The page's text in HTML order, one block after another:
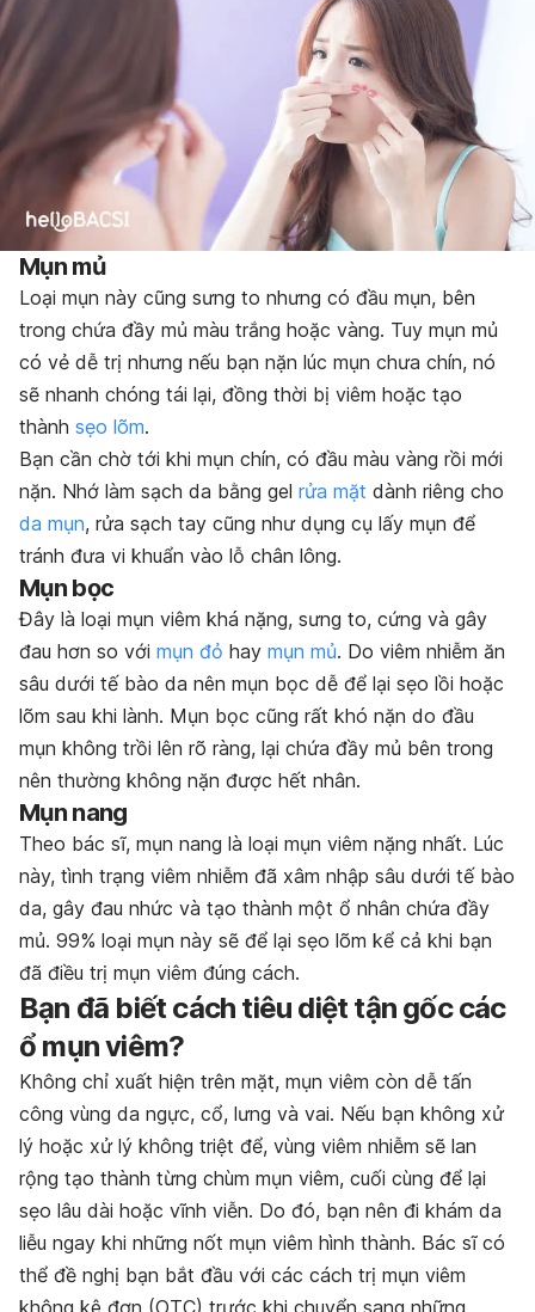
Mụn mủ
Loại mụn này cũng sưng to nhưng có đầu mụn, bên
trong chứa đầy mủ màu trắng hoặc vàng. Tuy mụn mủ
có vẻ dễ trị nhưng nếu bạn nặn lúc mụn chưa chín, nó
sẽ nhanh chóng tái lại, đồng thời bị viêm hoặc tạo
thành sẹo lõm.
Bạn cần chờ tới khi mụn chín, có đầu màu vàng rồi mới
nặn. Nhớ làm sạch da bằng gel rửa mặt dành riêng cho
da mụn, rửa sạch tay cũng như dụng cụ lấy mụn để
tránh đưa vi khuẩn vào lỗ chân lông.
Mụn bọc
Đây là loại mụn viêm khá nặng, sưng to, cứng và gây
đau hơn so với mụn đỏ hay mụn mủ. Do viêm nhiễm ăn
sâu dưới tế bào da nên mụn bọc dễ để lại sẹo lồi hoặc
lõm sau khi lành. Mụn bọc cũng rất khó nặn do đầu
mụn không trồi lên rõ ràng, lại chứa đầy mủ bên trong
nên thường không nặn được hết nhân.
Mụn nang
Theo bác sĩ, mụn nang là loại mụn viêm nặng nhất. Lúc
này, tình trạng viêm nhiễm đã xâm nhập sâu dưới tế bào
da, gây đau nhức và tạo thành một ổ nhân chứa đầy
mủ. 99% loại mụn này sẽ để lại sẹo lõm kể cả khi bạn
đã điều trị mụn viêm đúng cách.
Bạn đã biết cách tiêu diệt tận gốc các
ổ mụn viêm?
Không chỉ xuất hiện trên mặt, mụn viêm còn dễ tấn
công vùng da ngực, cổ, lưng và vai. Nếu bạn không xử
lý hoặc xử lý không triệt để, vùng viêm nhiễm sẽ lan
rộng tạo thành từng chùm mụn viêm, cuối cùng để lại
sẹo lâu dài hoặc vĩnh viễn. Do đó, bạn nên đi khám da
liễu ngay khi những nốt mụn viêm hình thành. Bác sĩ có
thể đề nghị bạn bắt đầu với các cách trị mụn viêm